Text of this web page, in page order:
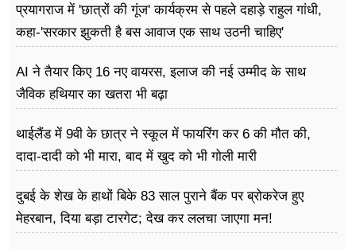
प्रयागराज में 'छात्रों की गूंज' कार्यक्रम से पहले दहाड़े राहुल गांधी,
कहा-'सरकार झुकती है बस आवाज एक साथ उठनी चाहिए'
AI ने तैयार किए 16 नए वायरस, इलाज की नई उम्मीद के साथ
जैविक हथियार का खतरा भी बढ़ा
थाईलैंड में 9वी के छात्र ने स्कूल में फायरिंग कर 6 की मौत की,
दादा-दादी को भी मारा, बाद में खुद को भी गोली मारी
दुबई के शेख के हाथों बिके 83 साल पुराने बैंक पर ब्रोकरेज हुए
मेहरबान, दिया बड़ा टारगेट; देख कर ललचा जाएगा मन!